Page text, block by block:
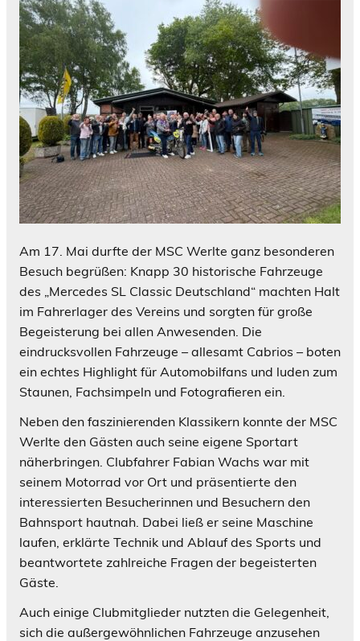
Am 17. Mai durfte der MSC Werlte ganz besonderen
Besuch begrüßen: Knapp 30 historische Fahrzeuge
des „Mercedes SL Classic Deutschland“ machten Halt
im Fahrerlager des Vereins und sorgten für große
Begeisterung bei allen Anwesenden. Die
eindrucksvollen Fahrzeuge – allesamt Cabrios – boten
ein echtes Highlight für Automobilfans und luden zum
Staunen, Fachsimpeln und Fotografieren ein.
Neben den faszinierenden Klassikern konnte der MSC
Werlte den Gästen auch seine eigene Sportart
näherbringen. Clubfahrer Fabian Wachs war mit
seinem Motorrad vor Ort und präsentierte den
interessierten Besucherinnen und Besuchern den
Bahnsport hautnah. Dabei ließ er seine Maschine
laufen, erklärte Technik und Ablauf des Sports und
beantwortete zahlreiche Fragen der begeisterten
Gäste.
Auch einige Clubmitglieder nutzten die Gelegenheit,
sich die außergewöhnlichen Fahrzeuge anzusehen